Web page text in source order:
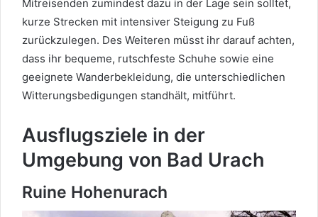
Mitreisenden zumindest dazu in der Lage sein solltet,
kurze Strecken mit intensiver Steigung zu Fuß
zurückzulegen. Des Weiteren müsst ihr darauf achten,
dass ihr bequeme, rutschfeste Schuhe sowie eine
geeignete Wanderbekleidung, die unterschiedlichen
Witterungsbedigungen standhält, mitführt.
Ausflugsziele in der
Umgebung von Bad Urach
Ruine Hohenurach